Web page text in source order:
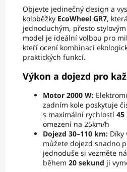
Objevte jedinečný design a
koloběžky EcoWheel GR7,
jednoduchým, přesto
model je ideální volbou pro
kteří ocení kombinaci
praktických funkcí.
Výkon a dojezd pro
Motor 2000 W:
zadním kole poskytuje
s maximální rychlostí
omezení na 25km/h
Dojezd 30–110 km:
můžete dojezd snadno
jednoduše si vezměte
během 20 sekund ji